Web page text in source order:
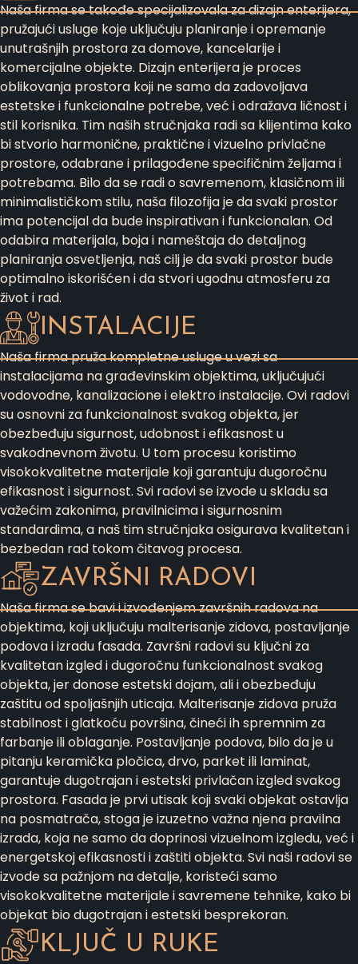
Naša firma se takođe specijalizovala za dizajn enterijera,
pružajući usluge koje uključuju planiranje i opremanje
unutrašnjih prostora za domove, kancelarije i
komercijalne objekte. Dizajn enterijera je proces
oblikovanja prostora koji ne samo da zadovoljava
estetske i funkcionalne potrebe, već i odražava ličnost i
stil korisnika. Tim naših stručnjaka radi sa klijentima kako
bi stvorio harmonične, praktične i vizuelno privlačne
prostore, odabrane i prilagođene specifičnim željama i
potrebama. Bilo da se radi o savremenom, klasičnom ili
minimalističkom stilu, naša filozofija je da svaki prostor
ima potencijal da bude inspirativan i funkcionalan. Od
odabira materijala, boja i nameštaja do detaljnog
planiranja osvetljenja, naš cilj je da svaki prostor bude
optimalno iskorišćen i da stvori ugodnu atmosferu za
život i rad.
INSTALACIJE
Naša firma pruža kompletne usluge u vezi sa
instalacijama na građevinskim objektima, uključujući
vodovodne, kanalizacione i elektro instalacije. Ovi radovi
su osnovni za funkcionalnost svakog objekta, jer
obezbeđuju sigurnost, udobnost i efikasnost u
svakodnevnom životu. U tom procesu koristimo
visokokvalitetne materijale koji garantuju dugoročnu
efikasnost i sigurnost. Svi radovi se izvode u skladu sa
važećim zakonima, pravilnicima i sigurnosnim
standardima, a naš tim stručnjaka osigurava kvalitetan i
bezbedan rad tokom čitavog procesa.
ZAVRŠNI RADOVI
Naša firma se bavi i izvođenjem završnih radova na
objektima, koji uključuju malterisanje zidova, postavljanje
podova i izradu fasada. Završni radovi su ključni za
kvalitetan izgled i dugoročnu funkcionalnost svakog
objekta, jer donose estetski dojam, ali i obezbeđuju
zaštitu od spoljašnjih uticaja. Malterisanje zidova pruža
stabilnost i glatkoću površina, čineći ih spremnim za
farbanje ili oblaganje. Postavljanje podova, bilo da je u
pitanju keramička pločica, drvo, parket ili laminat,
garantuje dugotrajan i estetski privlačan izgled svakog
prostora. Fasada je prvi utisak koji svaki objekat ostavlja
na posmatrača, stoga je izuzetno važna njena pravilna
izrada, koja ne samo da doprinosi vizuelnom izgledu, već i
energetskoj efikasnosti i zaštiti objekta. Svi naši radovi se
izvode sa pažnjom na detalje, koristeći samo
visokokvalitetne materijale i savremene tehnike, kako bi
objekat bio dugotrajan i estetski besprekoran.
KLJUČ U RUKE